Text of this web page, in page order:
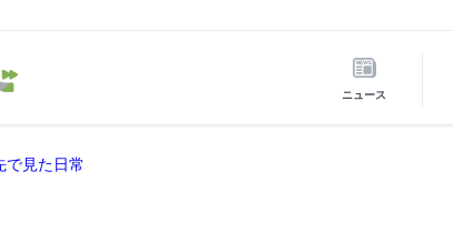
ニュース
で見た日常